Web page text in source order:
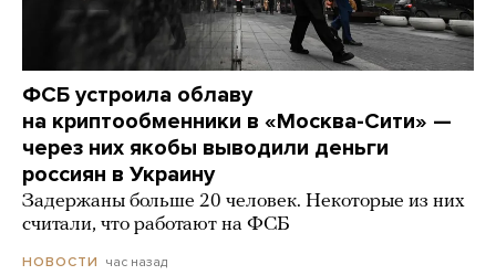
ФСБ устроила облаву
на криптообменники в «Москва-Сити» —
через них якобы выводили деньги
россиян в Украину
Задержаны больше 20 человек. Некоторые из них
считали, что работают на ФСБ
НОВОСТИ час назад